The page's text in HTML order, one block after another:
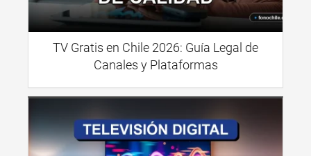
TV Gratis en Chile 2026: Guía Legal de
Canales y Plataformas